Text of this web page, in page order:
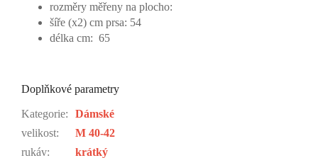
rozměry měřeny na plocho:
šíře (x2) cm prsa: 54
délka cm: 65
Doplňkové parametry
Kategorie:
Dámské
velikost:
M 40-42
rukáv:
krátký